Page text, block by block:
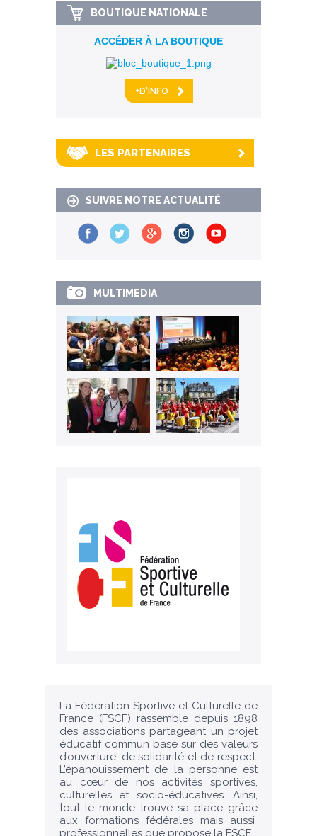
BOUTIQUE NATIONALE
ACCÉDER À LA BOUTIQUE
+D'INFO
LES PARTENAIRES
SUIVRE NOTRE ACTUALITÉ
MULTIMEDIA
La Fédération Sportive et Culturelle de
France (FSCF) rassemble depuis 1898
des associations partageant un projet
éducatif commun basé sur des valeurs
d’ouverture, de solidarité et de respect.
L’épanouissement de la personne est
au cœur de nos activités sportives,
culturelles et socio-éducatives. Ainsi,
tout le monde trouve sa place grâce
aux formations fédérales mais aussi
professionnelles que propose la FSCF.